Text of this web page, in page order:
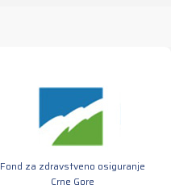
Fond za zdravstveno osiguranje
Crne Gore